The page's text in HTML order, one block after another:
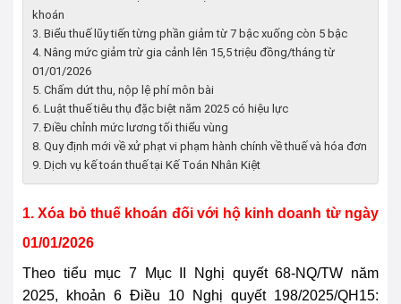
khoán
3. Biểu thuế lũy tiến từng phần giảm từ 7 bậc xuống còn 5 bậc
4. Nâng mức giảm trừ gia cảnh lên 15,5 triệu đồng/tháng từ
01/01/2026
5. Chấm dứt thu, nộp lệ phí môn bài
6. Luật thuế tiêu thụ đặc biệt năm 2025 có hiệu lực
7. Điều chỉnh mức lương tối thiểu vùng
8. Quy định mới về xử phạt vi phạm hành chính về thuế và hóa đơn
9. Dịch vụ kế toán thuế tại Kế Toán Nhân Kiệt
1. Xóa bỏ thuế khoán đối với hộ kinh doanh từ ngày
01/01/2026
Theo tiểu mục 7 Mục II Nghị quyết 68-NQ/TW năm
2025, khoản 6 Điều 10 Nghị quyết 198/2025/QH15: